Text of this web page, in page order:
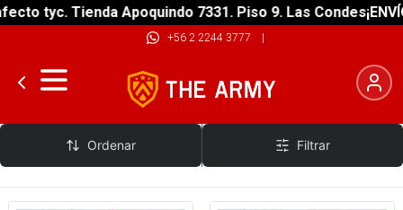
tyc. Tienda Apoquindo 7331. Piso 9. Las Condes
+56 2 2244 3777 |
KIN
Ordenar Filtrar